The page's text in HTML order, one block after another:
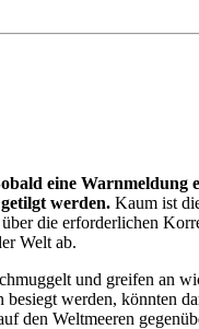
eine Warnmeldung
werden. Kaum ist
die erforderlichen
Welt ab.
und greifen an
werden, könnten
den Weltmeeren